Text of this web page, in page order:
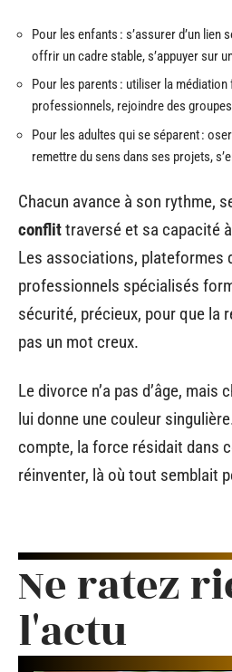
Pour les enfants : s’assurer d’un lien
offrir un cadre stable, s’appuyer sur
Pour les parents : utiliser la
professionnels, rejoindre des
Pour les adultes qui se séparent :
remettre du sens dans ses projets,
Chacun avance à son rythme,
conflittraversé et sa capacité
Les associations, plateformes
professionnels spécialisés
sécurité, précieux, pour que la
pas un mot creux.
Le divorce n’a pas d’âge, mais
lui donne une couleur
compte, la force résidait dans
réinventer, là où tout semblait
Ne ratez
l'actu